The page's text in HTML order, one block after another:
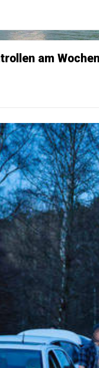
am